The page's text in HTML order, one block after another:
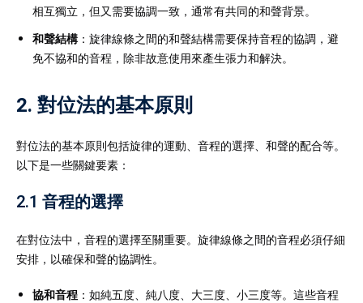
相互獨立，但又需要協調一致，通常有共同的和聲背景。
和聲結構：旋律線條之間的和聲結構需要保持音程的協調，避
免不協和的音程，除非故意使用來產生張力和解決。
2. 對位法的基本原則
對位法的基本原則包括旋律的運動、音程的選擇、和聲的配合等。
以下是一些關鍵要素：
2.1 音程的選擇
在對位法中，音程的選擇至關重要。旋律線條之間的音程必須仔細
安排，以確保和聲的協調性。
協和音程 ：如純五度、純八度、大三度、小三度等。這些音程